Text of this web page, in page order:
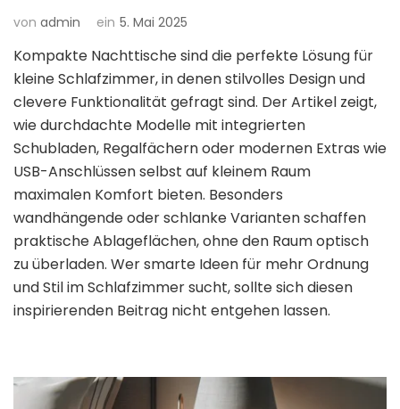
von admin ein 5. Mai 2025
Kompakte Nachttische sind die perfekte Lösung für
kleine Schlafzimmer, in denen stilvolles Design und
clevere Funktionalität gefragt sind. Der Artikel zeigt,
wie durchdachte Modelle mit integrierten
Schubladen, Regalfächern oder modernen Extras wie
USB-Anschlüssen selbst auf kleinem Raum
maximalen Komfort bieten. Besonders
wandhängende oder schlanke Varianten schaffen
praktische Ablageflächen, ohne den Raum optisch
zu überladen. Wer smarte Ideen für mehr Ordnung
und Stil im Schlafzimmer sucht, sollte sich diesen
inspirierenden Beitrag nicht entgehen lassen.